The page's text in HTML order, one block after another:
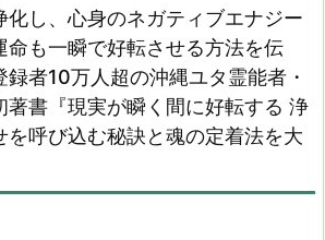
化し、心身のネガティブエナジー
命も一瞬で好転させる方法を伝
者10万人超の沖縄ユタ霊能者・
著書『現実が瞬く間に好転する 浄
を呼び込む秘訣と魂の定着法を大